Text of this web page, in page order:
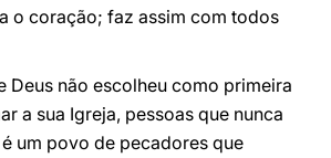
o coração; faz assim com todos
Deus não escolheu como primeira
a sua Igreja, pessoas que nunca
um povo de pecadores que